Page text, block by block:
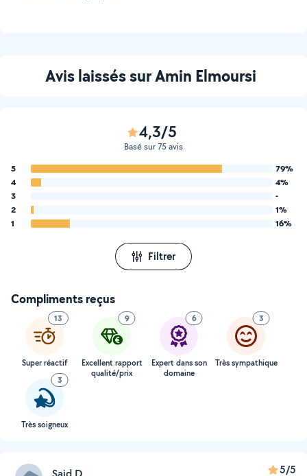
Avis laissés sur Amin Elmoursi
4,3/5
Basé sur 75 avis
5
79%
4
4%
3
-
2
1%
1
16%
Filtrer
Compliments reçus
13
Super réactif
9
Excellent rapport
qualité/prix
6
Expert dans son
domaine
3
Très sympathique
3
Très soigneux
5/5